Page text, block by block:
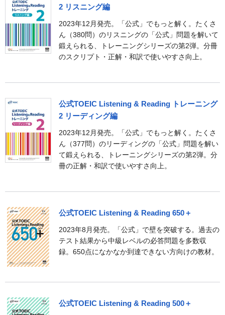
2 リスニング編
2023年12月発売。「公式」でもっと解く。たくさ
ん（380問）のリスニングの「公式」問題を解いて
鍛えられる、トレーニングシリーズの第2弾。分冊
のスクリプト・正解・和訳で使いやすさ向上。
公式TOEIC Listening & Reading トレーニング
2 リーディング編
2023年12月発売。「公式」でもっと解く。たくさ
ん（377問）のリーディングの「公式」問題を解い
て鍛えられる、トレーニングシリーズの第2弾。分
冊の正解・和訳で使いやすさ向上。
公式TOEIC Listening & Reading 650＋
2023年8月発売。「公式」で壁を突破する。過去の
テスト結果から中級レベルの必答問題を多数収
録。650点になかなか到達できない方向けの教材。
公式TOEIC Listening & Reading 500＋